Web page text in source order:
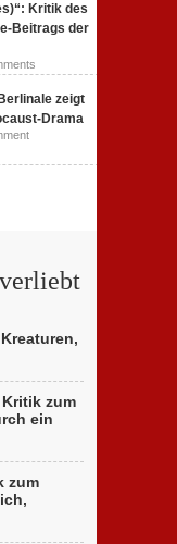
Kritik des
Beitrags der
zeigt
Drama
Kritik zum
ein
zum